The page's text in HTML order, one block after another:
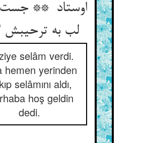
اوستاد ** جست
selâm verdi.
hemen yerinden
selâmını aldı,
hoş geldin
dedi.